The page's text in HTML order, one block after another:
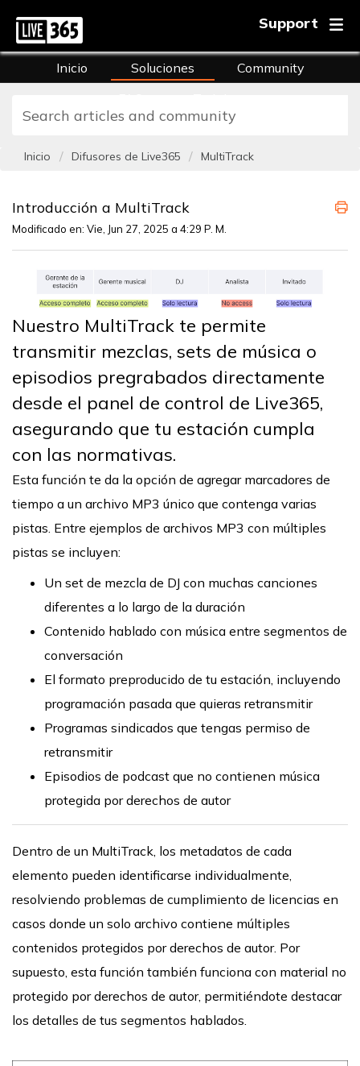
Support
Inicio Soluciones
Community
Inicio Difusores de Live365 MultiTrack
Introducción a MultiTrack
Modificado en: Vie, Jun 27, 2025 a 4:29 P. M.
Nuestro MultiTrack te permite
transmitir mezclas, sets de música o
episodios pregrabados directamente
desde el panel de control de Live365,
asegurando que tu estación cumpla
con las normativas.
Esta función te da la opción de agregar marcadores de
tiempo a un archivo MP3 único que contenga varias
pistas. Entre ejemplos de archivos MP3 con múltiples
pistas se incluyen:
Un set de mezcla de DJ con muchas canciones
diferentes a lo largo de la duración
Contenido hablado con música entre segmentos de
conversación
El formato preproducido de tu estación, incluyendo
programación pasada que quieras retransmitir
Programas sindicados que tengas permiso de
retransmitir
Episodios de podcast que no contienen música
protegida por derechos de autor
Dentro de un MultiTrack, los metadatos de cada
elemento pueden identificarse individualmente,
resolviendo problemas de cumplimiento de licencias en
casos donde un solo archivo contiene múltiples
contenidos protegidos por derechos de autor. Por
supuesto, esta función también funciona con material no
protegido por derechos de autor, permitiéndote destacar
los detalles de tus segmentos hablados.